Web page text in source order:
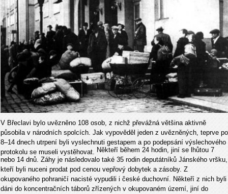
V Břeclavi bylo uvězněno 108 osob, z nichž převážná většina aktivně
působila v národních spolcích. Jak vypověděl jeden z uvězněných, teprve po
8–14 dnech utrpení byli vyslechnuti gestapem a po podepsání výslechového
protokolu se museli vystěhovat.
Někteří během 24 hodin, jiní se lhůtou 7
nebo 14 dnů. Záhy je následovalo také 35 rodin deputátníků Jánského vršku,
kteří byli nuceni prodat pod cenou vepřový dobytek a zásoby. Z
okupovaného pohraničí nacisté vypudili i české duchovní. Někteří z nich byli
dáni do koncentračních táborů zřízených v okupovaném území, jiní do